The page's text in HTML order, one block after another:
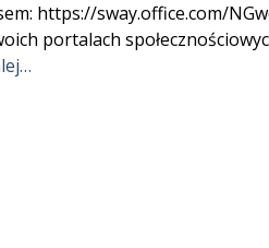
https://sway.office.com/
portalach